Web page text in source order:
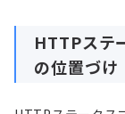
HTTPステ
の位置づけ